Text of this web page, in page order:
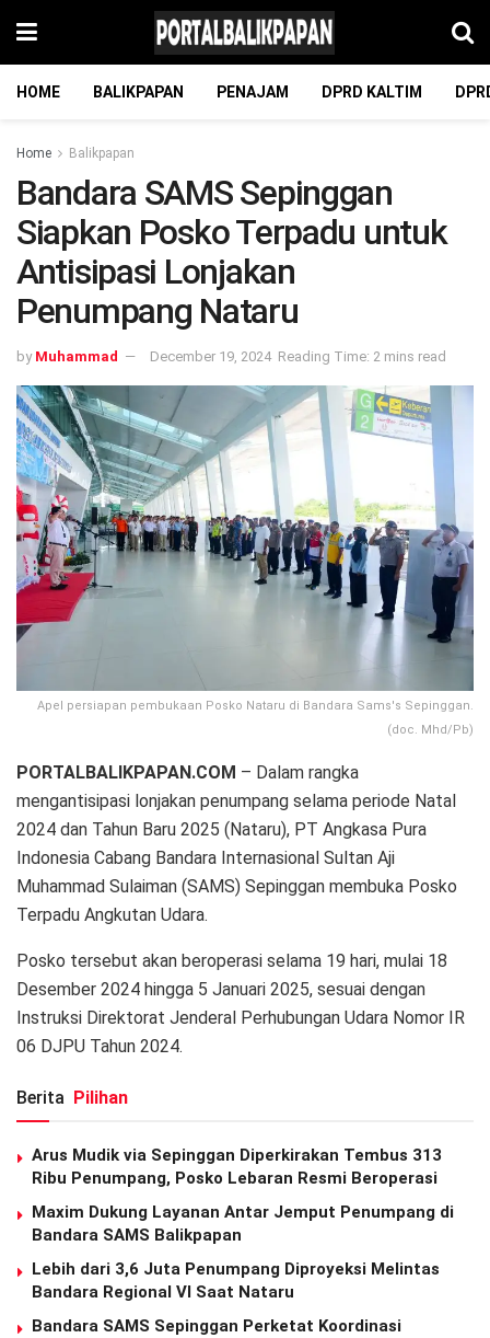
HOME BALIKPAPAN PENAJAM DPRD KALTIM
Home Balikpapan
Bandara SAMS Sepinggan
Siapkan Posko Terpadu untuk
Antisipasi Lonjakan
Penumpang Nataru
by Muhammad December 19, 2024 Reading Time: 2 mins read
Apel persiapan pembukaan Posko Nataru di Bandara Sams's Sepinggan.
(doc. Mhd/Pb)
PORTALBALIKPAPAN.COM – Dalam rangka
mengantisipasi lonjakan penumpang selama periode Natal
2024 dan Tahun Baru 2025 (Nataru), PT Angkasa Pura
Indonesia Cabang Bandara Internasional Sultan Aji
Muhammad Sulaiman (SAMS) Sepinggan membuka Posko
Terpadu Angkutan Udara.
Posko tersebut akan beroperasi selama 19 hari, mulai 18
Desember 2024 hingga 5 Januari 2025, sesuai dengan
Instruksi Direktorat Jenderal Perhubungan Udara Nomor IR
06 DJPU Tahun 2024.
Berita Pilihan
Arus Mudik via Sepinggan Diperkirakan Tembus 313
Ribu Penumpang, Posko Lebaran Resmi Beroperasi
Maxim Dukung Layanan Antar Jemput Penumpang di
Bandara SAMS Balikpapan
Lebih dari 3,6 Juta Penumpang Diproyeksi Melintas
Bandara Regional VI Saat Nataru
Bandara SAMS Sepinggan Perketat Koordinasi